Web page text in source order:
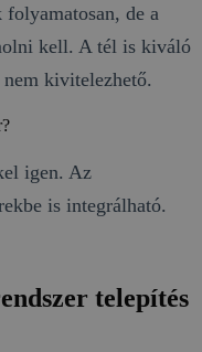
folyamatosan, de a
kell. A tél is kiváló
kivitelezhető.
igen. Az
is integrálható.
telepítés